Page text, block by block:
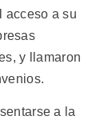
acceso a su
y llamaron
a la